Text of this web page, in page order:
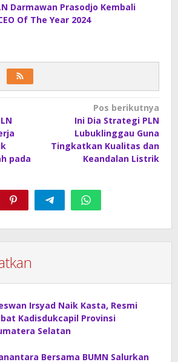
Darmawan Prasodjo Kembali
Of The Year 2024
pada
Pos berikutnya
Ini Dia Strategi PLN
Lubuklinggau Guna
Tingkatkan Kualitas dan
Keandalan Listrik
Irsyad Naik Kasta, Resmi
Kadisdukcapil Provinsi
Selatan
Bersama BUMN Salurkan